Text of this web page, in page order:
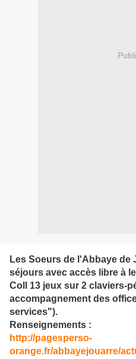
Les Soeurs de l'Abbaye de
séjours avec accès libre à
Coll 13 jeux sur 2 claviers-
accompagnement des
services").
Renseignements :
http://pagesperso-
orange.fr/abbayejouarre/